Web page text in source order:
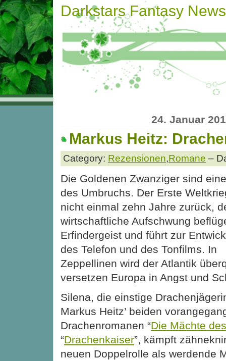
Darkstars Fantasy News
24. Januar
Markus Heitz:
Category: Rezensionen,Romane –
Die Goldenen Zwanziger sind
des Umbruchs. Der Erste
nicht einmal zehn Jahre zurück,
wirtschaftliche Aufschwung
Erfindergeist und führt zur
des Telefon und des Tonfilms. In
Zeppellinen wird der Atlantik
versetzen Europa in Angst und
Silena, die einstige
Markus Heitz’ beiden
Drachenromanen “Die Mächte
“Drachenkaiser”, kämpft
neuen Doppelrolle als werdende